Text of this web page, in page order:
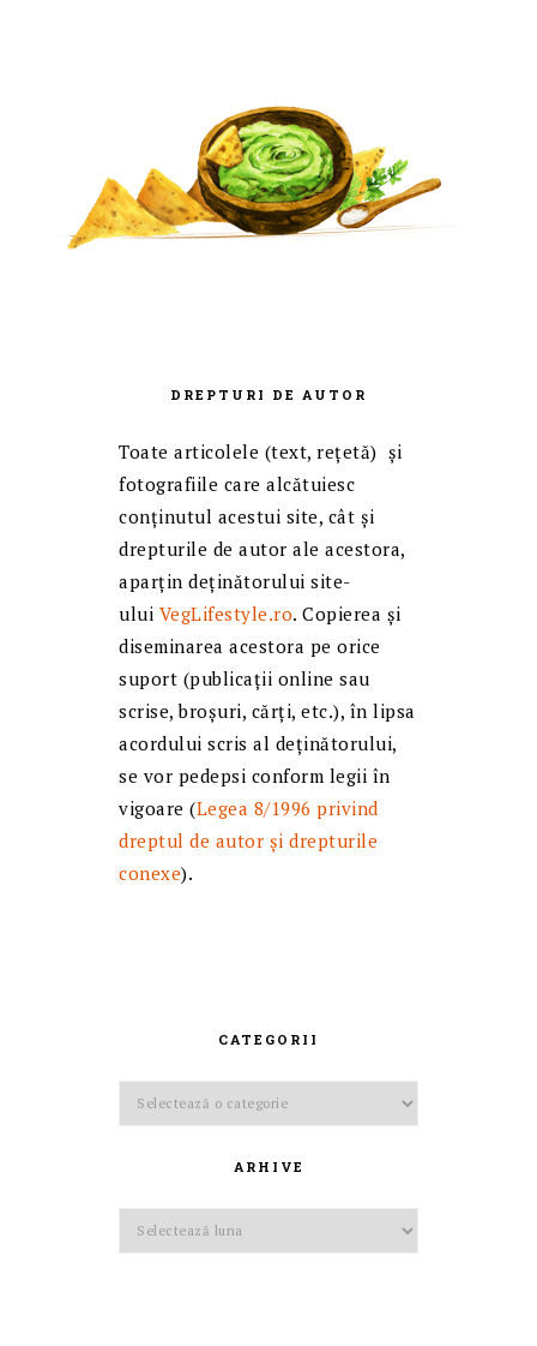
DREPTURI DE AUTOR
Toate articolele (text, reţetă) și
fotografiile care alcătuiesc
conținutul acestui site, cât și
drepturile de autor ale acestora,
aparțin deținătorului site-
ului VegLifestyle.ro. Copierea și
diseminarea acestora pe orice
suport (publicații online sau
scrise, broșuri, cărți, etc.), în lipsa
acordului scris al deținătorului,
se vor pedepsi conform legii în
vigoare (Legea 8/1996 privind
dreptul de autor și drepturile
conexe).
CATEGORII
Categorii
ARHIVE
Arhive